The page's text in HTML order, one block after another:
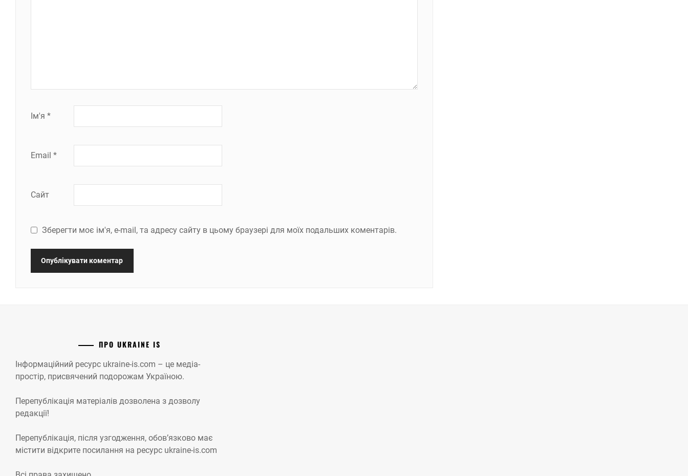
Ім'я *
Email *
Сайт
Зберегти моє ім'я, e-mail, та адресу сайту в цьому браузері для моїх подальших коментарів.
ПРО UKRAINE IS
Інформаційний ресурс ukraine-is.com – це медіа-
простір, присвячений подорожам Україною.
Перепублікація матеріалів дозволена з дозволу
редакції!
Перепублікація, після узгодження, обов’язково має
містити відкрите посилання на ресурс ukraine-is.com